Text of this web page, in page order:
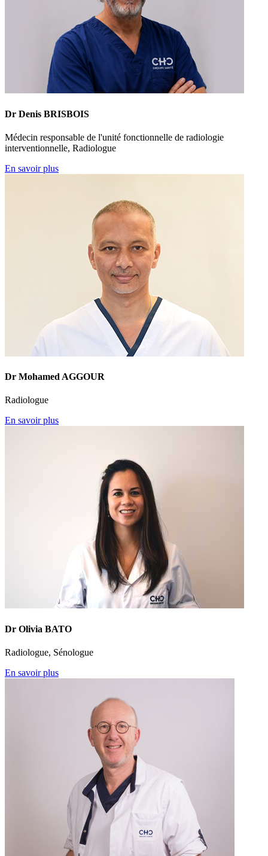
Dr Denis BRISBOIS
Médecin responsable de l'unité fonctionnelle de radiologie
interventionnelle, Radiologue
En savoir plus
Dr Mohamed AGGOUR
Radiologue
En savoir plus
Dr Olivia BATO
Radiologue, Sénologue
En savoir plus